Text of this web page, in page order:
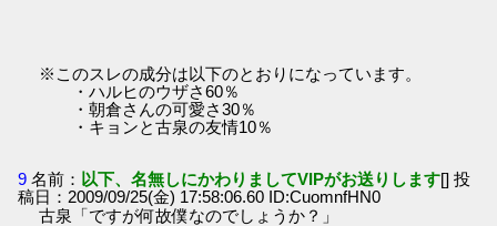
※このスレの成分は以下のとおりになっています。
・ハルヒのウザさ60％
・朝倉さんの可愛さ30％
・キョンと古泉の友情10％
9 名前： 以下、名無しにかわりましてVIPがお送りします[] 投
稿日：2009/09/25(金) 17:58:06.60 ID:CuomnfHN0
古泉「ですが何故僕なのでしょうか？」